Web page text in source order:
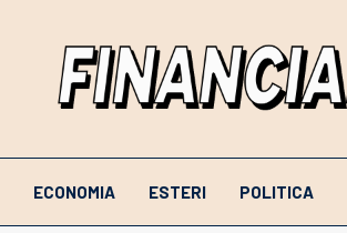
ECONOMIA ESTERI POLITICA